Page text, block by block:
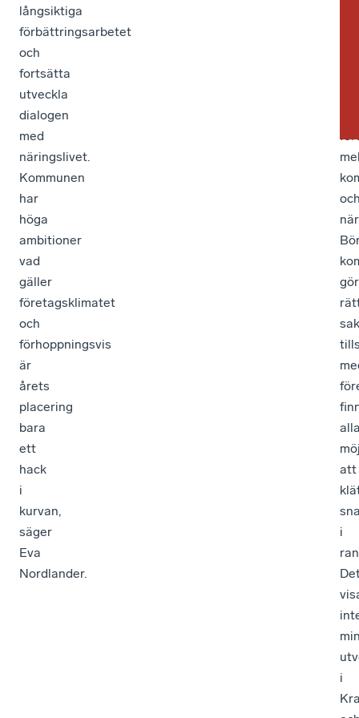
långsiktiga
förbättringsarbetet
och
fortsätta
utveckla
dialogen
med
näringslivet.
Kommunen
har
höga
ambitioner
vad
gäller
företagsklimatet
och
förhoppningsvis
är
årets
placering
bara
ett
hack
i
kurvan,
säger
Eva
Nordlander.
att
i
i